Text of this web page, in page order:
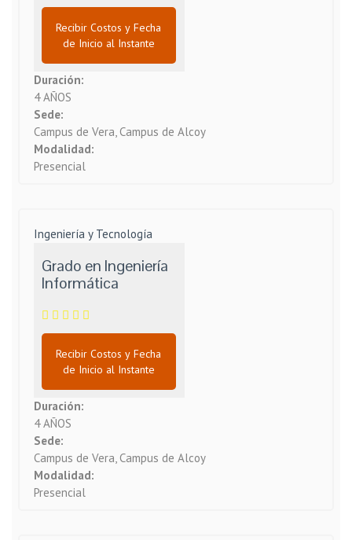
Recibir Costos y Fecha
de Inicio al Instante
Duración:
4 AÑOS
Sede:
Campus de Vera, Campus de Alcoy
Modalidad:
Presencial
Ingeniería y Tecnología
Grado en Ingeniería
Informática
Recibir Costos y Fecha
de Inicio al Instante
Duración:
4 AÑOS
Sede:
Campus de Vera, Campus de Alcoy
Modalidad:
Presencial